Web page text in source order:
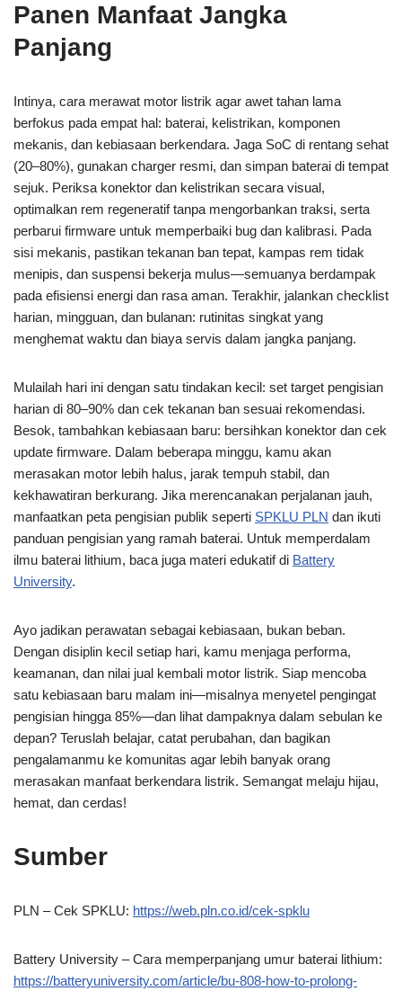
Panen Manfaat Jangka
Panjang
Intinya, cara merawat motor listrik agar awet tahan lama
berfokus pada empat hal: baterai, kelistrikan, komponen
mekanis, dan kebiasaan berkendara. Jaga SoC di rentang sehat
(20–80%), gunakan charger resmi, dan simpan baterai di tempat
sejuk. Periksa konektor dan kelistrikan secara visual,
optimalkan rem regeneratif tanpa mengorbankan traksi, serta
perbarui firmware untuk memperbaiki bug dan kalibrasi. Pada
sisi mekanis, pastikan tekanan ban tepat, kampas rem tidak
menipis, dan suspensi bekerja mulus—semuanya berdampak
pada efisiensi energi dan rasa aman. Terakhir, jalankan checklist
harian, mingguan, dan bulanan: rutinitas singkat yang
menghemat waktu dan biaya servis dalam jangka panjang.
Mulailah hari ini dengan satu tindakan kecil: set target pengisian
harian di 80–90% dan cek tekanan ban sesuai rekomendasi.
Besok, tambahkan kebiasaan baru: bersihkan konektor dan cek
update firmware. Dalam beberapa minggu, kamu akan
merasakan motor lebih halus, jarak tempuh stabil, dan
kekhawatiran berkurang. Jika merencanakan perjalanan jauh,
manfaatkan peta pengisian publik seperti SPKLU PLN dan ikuti
panduan pengisian yang ramah baterai. Untuk memperdalam
ilmu baterai lithium, baca juga materi edukatif di Battery
University.
Ayo jadikan perawatan sebagai kebiasaan, bukan beban.
Dengan disiplin kecil setiap hari, kamu menjaga performa,
keamanan, dan nilai jual kembali motor listrik. Siap mencoba
satu kebiasaan baru malam ini—misalnya menyetel pengingat
pengisian hingga 85%—dan lihat dampaknya dalam sebulan ke
depan? Teruslah belajar, catat perubahan, dan bagikan
pengalamanmu ke komunitas agar lebih banyak orang
merasakan manfaat berkendara listrik. Semangat melaju hijau,
hemat, dan cerdas!
Sumber
PLN – Cek SPKLU: https://web.pln.co.id/cek-spklu
Battery University – Cara memperpanjang umur baterai lithium:
https://batteryuniversity.com/article/bu-808-how-to-prolong-